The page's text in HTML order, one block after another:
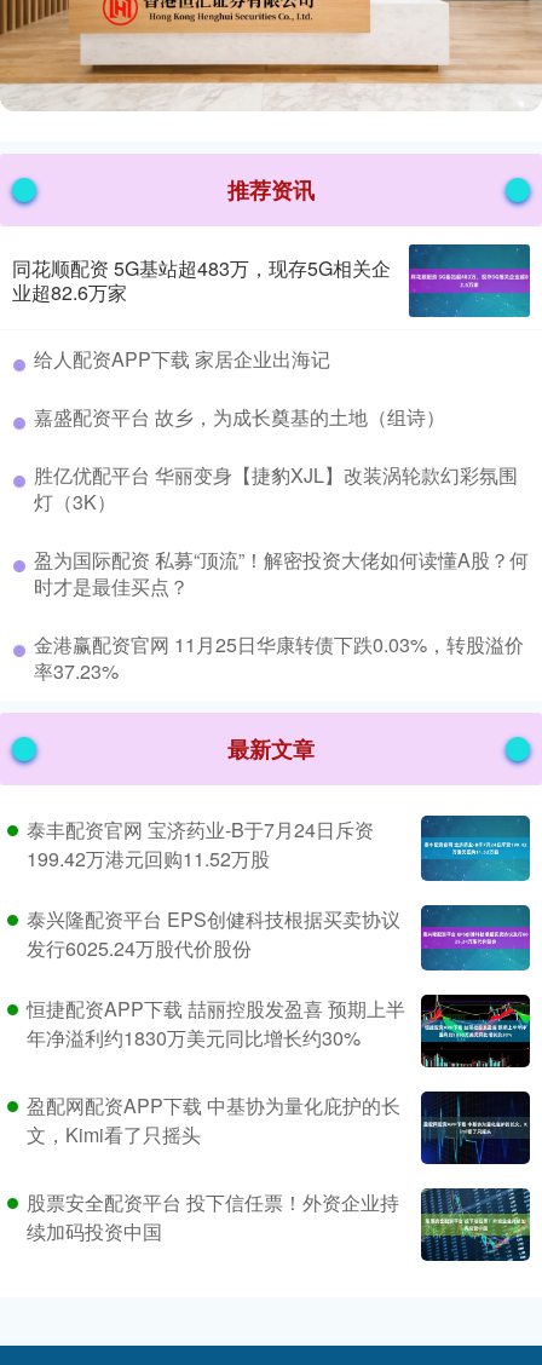
推荐资讯
同花顺配资 5G基站超483万，现存5G相关企
业超82.6万家
​给人配资APP下载 家居企业出海记
​嘉盛配资平台 故乡，为成长奠基的土地（组诗）
​胜亿优配平台 华丽变身【捷豹XJL】改装涡轮款幻彩氛围
灯（3K）
​盈为国际配资 私募“顶流”！解密投资大佬如何读懂A股？何
时才是最佳买点？
​金港赢配资官网 11月25日华康转债下跌0.03%，转股溢价
率37.23%
最新文章
泰丰配资官网 宝济药业-B于7月24日斥资
199.42万港元回购11.52万股
泰兴隆配资平台 EPS创健科技根据买卖协议
发行6025.24万股代价股份
恒捷配资APP下载 喆丽控股发盈喜 预期上半
年净溢利约1830万美元同比增长约30%
盈配网配资APP下载 中基协为量化庇护的长
文，Kimi看了只摇头
股票安全配资平台 投下信任票！外资企业持
续加码投资中国